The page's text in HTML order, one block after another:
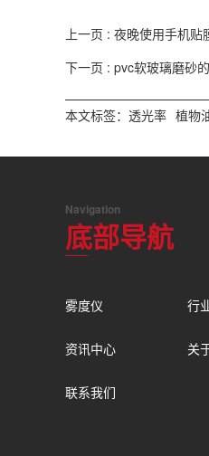
上一页 : 夜晚使用手机贴
下一页 : pvc软玻璃磨砂
本文标签： 透光率 植物
Navigation
底部导航
雾度仪 行
资讯中心 关
联系我们